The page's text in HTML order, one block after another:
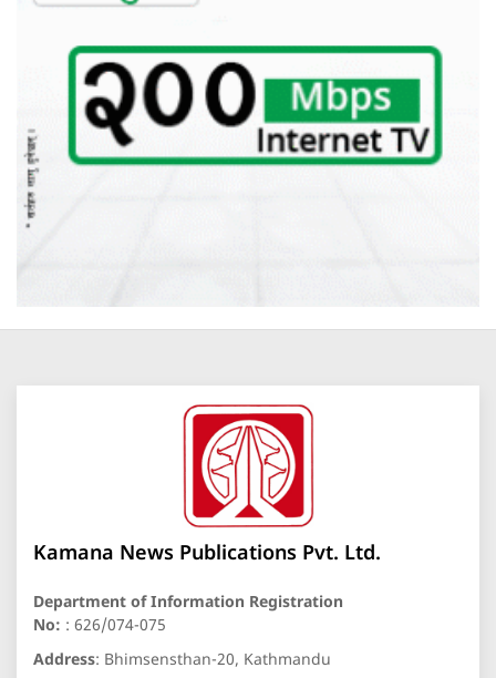
Kamana News Publications Pvt. Ltd.
Department of Information Registration
No: : 626/074-075
Address: Bhimsensthan-20, Kathmandu